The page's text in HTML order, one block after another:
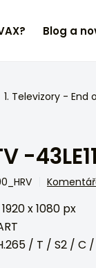
Blog a
1. Televizory - End
-
x 1080 px
/ T / S2 / C /